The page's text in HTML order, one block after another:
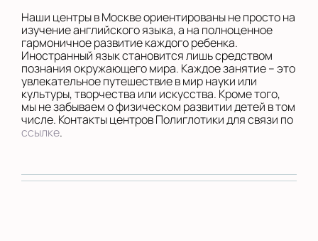
Наши центры в Москве ориентированы не просто на
изучение английского языка, а на полноценное
гармоничное развитие каждого ребенка.
Иностранный язык становится лишь средством
познания окружающего мира. Каждое занятие – это
увлекательное путешествие в мир науки или
культуры, творчества или искусства. Кроме того,
мы не забываем о физическом развитии детей в том
числе. Контакты центров Полиглотики для связи по
ссылке.